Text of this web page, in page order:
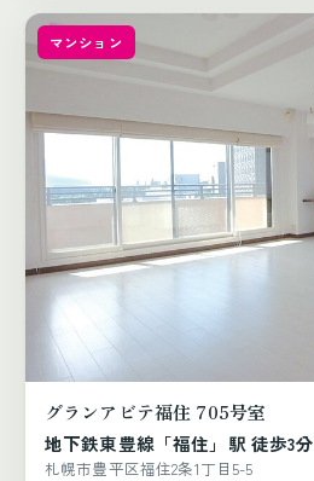
マンション
グランアビテ福住 705号室
地下鉄東豊線「福住」駅 徒歩3分
札幌市豊平区福住2条1丁目5-5